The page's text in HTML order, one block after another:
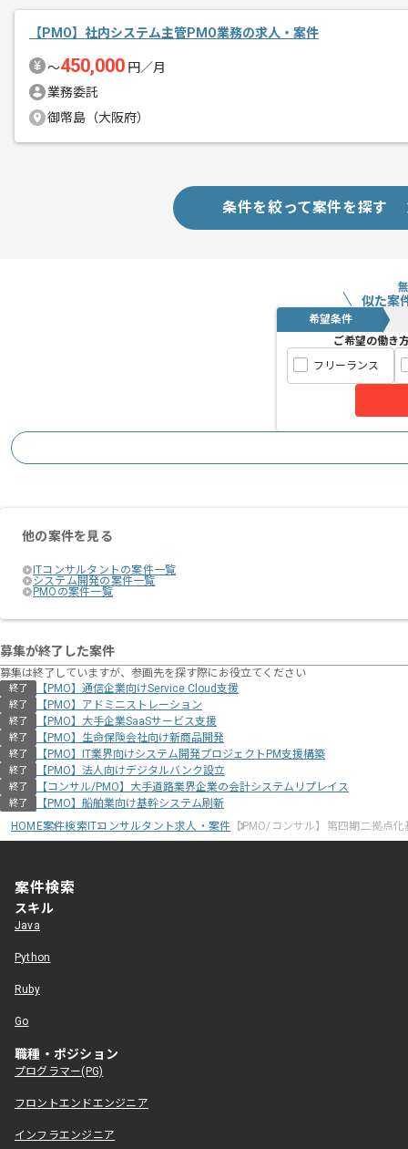
基本的には一部リモート作業を見込んで
【PMO】社内システム主管PMO業務の求人・案件
〜450,000 円／月
業務委託
御幣島（大阪府）
条件を絞って案件を探す
似た案
希望条件
ご希望の働き
フリーランス
他の案件を見る
ITコンサルタントの案件一覧
システム開発の案件一覧
PMOの案件一覧
募集が終了した案件
募集は終了していますが、参画先を探す際にお役立てください
終了 【PMO】通信企業向けService Cloud支援
終了 【PMO】アドミニストレーション
終了 【PMO】大手企業SaaSサービス支援
終了 【PMO】生命保険会社向け新商品開発
終了 【PMO】IT業界向けシステム開発プロジェクトPM支援構築
終了 【PMO】法人向けデジタルバンク設立
終了 【コンサル/PMO】大手道路業界企業の会計システムリプレイス
終了
【PMO】船舶業向け基幹システム刷新
HOME案件検索ITコンサルタント求人・案件 【PMO/コンサル】第四期二拠点
案件検索
スキル
Java
Python
Ruby
Go
職種・ポジション
プログラマー(PG)
フロントエンドエンジニア
インフラエンジニア